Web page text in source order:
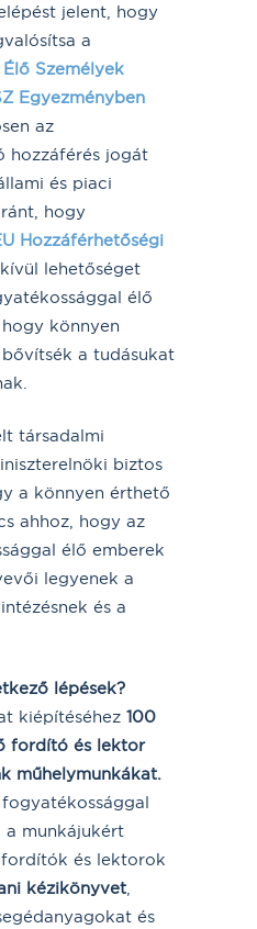
jelent, hogy
a
Személyek
Egyezményben
az
hozzáférés jogát
és piaci
hogy
Hozzáférhetőségi
lehetőséget
élő
könnyen
a tudásukat
társadalmi
biztos
a könnyen érthető
ahhoz, hogy az
élő emberek
legyenek a
és a
lépések?
kiépítéséhez 100
fordító és lektor
műhelymunkákat.
a munkájukért
és lektorok
kézikönyvet,
és